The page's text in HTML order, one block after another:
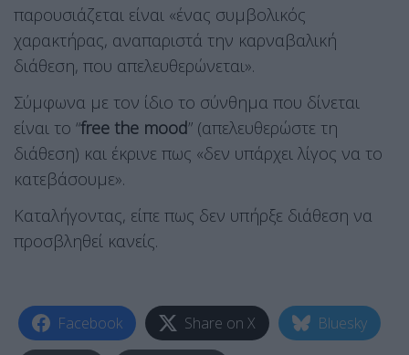
παρουσιάζεται είναι «ένας συμβολικός
χαρακτήρας, αναπαριστά την καρναβαλική
διάθεση, που απελευθερώνεται».
Σύμφωνα με τον ίδιο το σύνθημα που δίνεται
είναι το “free the mood” (απελευθερώστε τη
διάθεση) και έκρινε πως «δεν υπάρχει λίγος να το
κατεβάσουμε».
Καταλήγοντας, είπε πως δεν υπήρξε διάθεση να
προσβληθεί κανείς.
Facebook Share on X Bluesky